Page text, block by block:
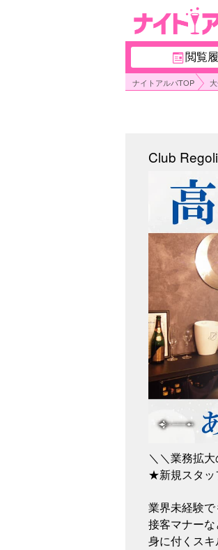
閲覧
ナイトアルパTOP
Club
＼＼業務拡
★新規スタ
業界未経験
接客マナー
身に付くス